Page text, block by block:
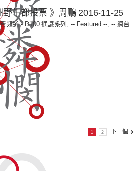
野牛都投票 》周鵬 2016-11-25
頻道 - D100 通識系列 , -- Featured --, -- 網台
1 2 下一個